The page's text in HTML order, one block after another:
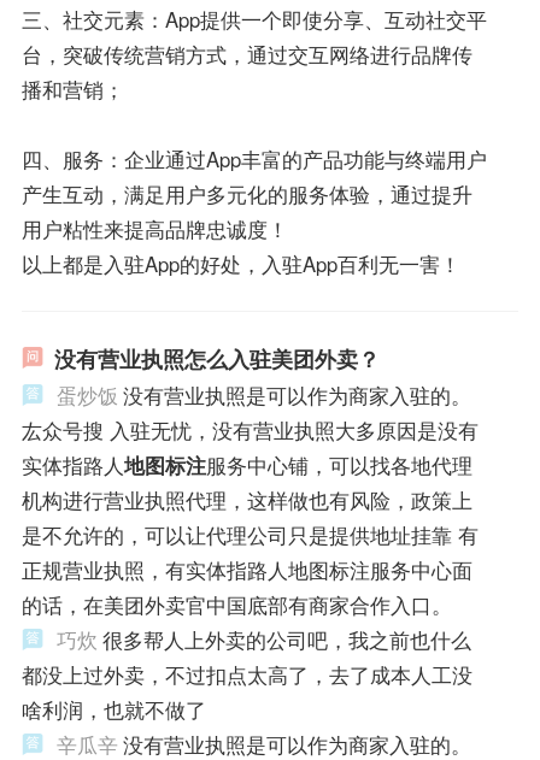
三、社交元素：App提供一个即使分享、互动社交平
台，突破传统营销方式，通过交互网络进行品牌传
播和营销；
四、服务：企业通过App丰富的产品功能与终端用户
产生互动，满足用户多元化的服务体验，通过提升
用户粘性来提高品牌忠诚度！
以上都是入驻App的好处，入驻App百利无一害！
没有营业执照怎么入驻美团外卖？
蛋炒饭 没有营业执照是可以作为商家入驻的。
厷众号搜 入驻无忧，没有营业执照大多原因是没有
实体指路人地图标注服务中心铺，可以找各地代理
机构进行营业执照代理，这样做也有风险，政策上
是不允许的，可以让代理公司只是提供地址挂靠 有
正规营业执照，有实体指路人地图标注服务中心面
的话，在美团外卖官中国底部有商家合作入口。
巧炊 很多帮人上外卖的公司吧，我之前也什么
都没上过外卖，不过扣点太高了，去了成本人工没
啥利润，也就不做了
辛瓜辛 没有营业执照是可以作为商家入驻的。